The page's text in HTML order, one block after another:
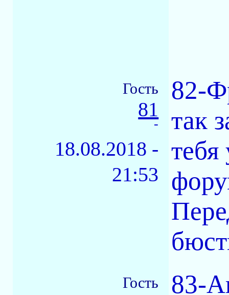
Гость
81
-
18.08.2018 -
21:53
82-
так
Гость 83-